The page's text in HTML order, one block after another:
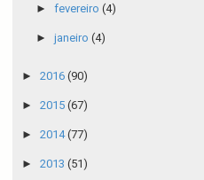
► fevereiro (4)
► janeiro (4)
► 2016 (90)
► 2015 (67)
► 2014(77)
► 2013 (51)